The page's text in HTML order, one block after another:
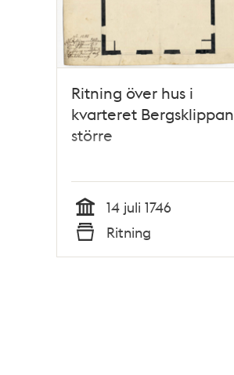
Ritning över hus i
kvarteret Bergsklippan
större
Tid
14 juli 1746
Typ
Ritning